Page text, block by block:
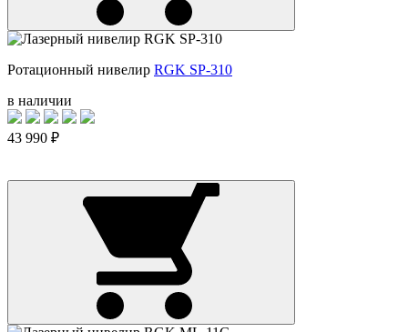
Ротационный нивелир RGK SP-310
в наличии
43 990 ₽